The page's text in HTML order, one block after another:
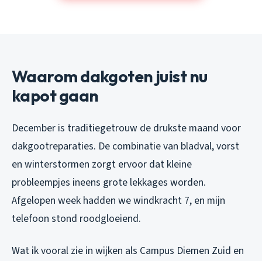
Waarom dakgoten juist nu
kapot gaan
December is traditiegetrouw de drukste maand voor
dakgootreparaties. De combinatie van bladval, vorst
en winterstormen zorgt ervoor dat kleine
probleempjes ineens grote lekkages worden.
Afgelopen week hadden we windkracht 7, en mijn
telefoon stond roodgloeiend.
Wat ik vooral zie in wijken als Campus Diemen Zuid en